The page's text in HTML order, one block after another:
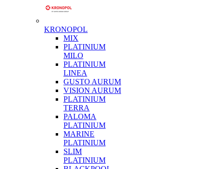
KRONOPOL
MIX
PLATINIUM
MILO
PLATINIUM
LINEA
GUSTO AURUM
VISION AURUM
PLATINIUM
TERRA
PALOMA
PLATINIUM
MARINE
PLATINIUM
SLIM
PLATINIUM